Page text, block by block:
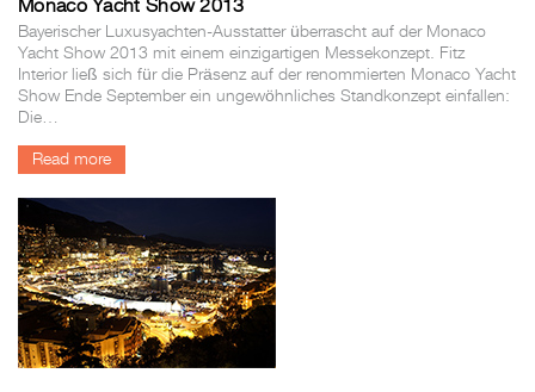
Monaco Yacht Show 2013
Bayerischer Luxusyachten-Ausstatter überrascht auf der Monaco
Yacht Show 2013 mit einem einzigartigen Messekonzept. Fitz
Interior ließ sich für die Präsenz auf der renommierten Monaco Yacht
Show Ende September ein ungewöhnliches Standkonzept einfallen:
Die…
Read more